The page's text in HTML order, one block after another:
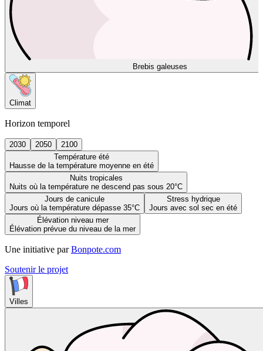
Brebis galeuses
Climat
Horizon temporel
2030 2050
2100
Température été
Hausse de la température moyenne en été
Nuits tropicales
Nuits où la température ne descend pas sous 20°C
Jours de canicule
Jours où la température dépasse 35°C
Stress hydrique
Jours avec sol sec en été
Élévation niveau mer
Élévation prévue du niveau de la mer
Une initiative par Bonpote.com
Soutenir le projet
Villes